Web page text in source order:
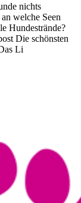
nichts
welche Seen
Hundestrände?
Die schönsten
Li